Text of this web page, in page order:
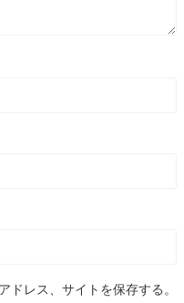
レス、サイトを保存する。